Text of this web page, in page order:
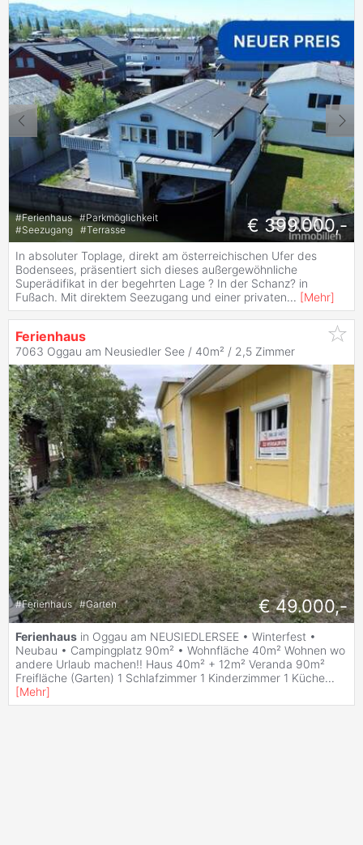
#Ferienhaus #Parkmöglichkeit
#Seezugang #Terrasse € 399.000,-
In absoluter Toplage, direkt am österreichischen Ufer des
Bodensees, präsentiert sich dieses außergewöhnliche
Superädifikat in der begehrten Lage ? In der Schanz? in
Fußach. Mit direktem Seezugang und einer privaten... [Mehr]
Ferienhaus
7063 Oggau am Neusiedler See / 40m² / 2,5 Zimmer
#Ferienhaus #Garten € 49.000,-
Ferienhaus in Oggau am NEUSIEDLERSEE • Winterfest •
Neubau • Campingplatz 90m² • Wohnfläche 40m² Wohnen wo
andere Urlaub machen!! Haus 40m² + 12m² Veranda 90m²
Freifläche (Garten) 1 Schlafzimmer 1 Kinderzimmer 1 Küche...
[Mehr]